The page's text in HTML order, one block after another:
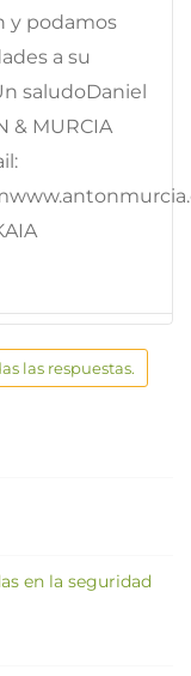
y podamos
a su
saludoDaniel
& MURCIA
las respuestas.
en la seguridad